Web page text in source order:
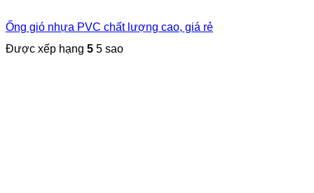
Ống gió nhựa PVC chất lượng cao, giá rẻ
Được xếp hạng 5 5 sao